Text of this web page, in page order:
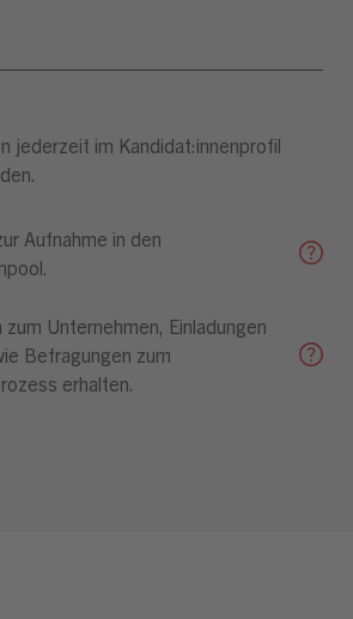
jederzeit im Kandidat:innenprofil
Aufnahme in den
Unternehmen, Einladungen
Befragungen zum
erhalten.